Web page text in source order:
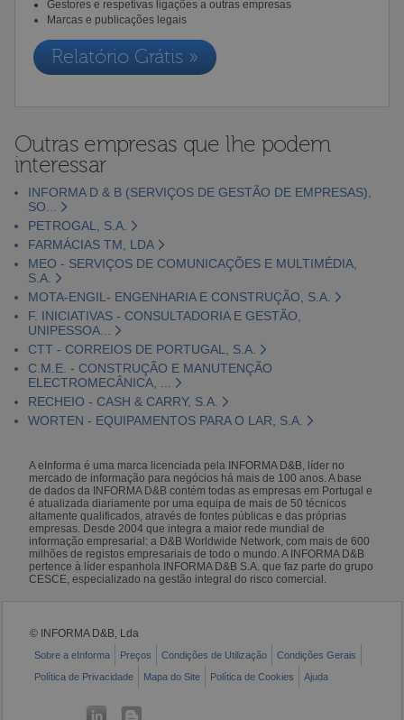
Gestores e respetivas ligações a outras empresas
Marcas e publicações legais
Relatório Grátis »
Outras empresas que lhe podem
interessar
INFORMA D & B (SERVIÇOS DE GESTÃO DE EMPRESAS),
SO...
PETROGAL, S.A.
FARMÁCIAS TM, LDA
MEO - SERVIÇOS DE COMUNICAÇÕES E MULTIMÉDIA,
S.A.
MOTA-ENGIL- ENGENHARIA E CONSTRUÇÃO, S.A.
F. INICIATIVAS - CONSULTADORIA E GESTÃO,
UNIPESSOA...
CTT - CORREIOS DE PORTUGAL, S.A.
C.M.E. - CONSTRUÇÃO E MANUTENÇÃO
ELECTROMECÂNICA, ...
RECHEIO - CASH & CARRY, S.A.
WORTEN - EQUIPAMENTOS PARA O LAR, S.A.
A eInforma é uma marca licenciada pela INFORMA D&B, líder no
mercado de informação para negócios há mais de 100 anos. A base
de dados da INFORMA D&B contém todas as empresas em Portugal e
é atualizada diariamente por uma equipa de mais de 50 técnicos
altamente qualificados, através de fontes públicas e das próprias
empresas. Desde 2004 que integra a maior rede mundial de
informação empresarial: a D&B Worldwide Network, com mais de 600
milhões de registos empresariais de todo o mundo. A INFORMA D&B
pertence à líder espanhola INFORMA D&B S.A. que faz parte do grupo
CESCE, especializado na gestão integral do risco comercial.
© INFORMA D&B, Lda
Sobre a eInforma Preços Condições de Utilização
Condições Gerais
Política de Privacidade
Mapa do Site Política de Cookies Ajuda